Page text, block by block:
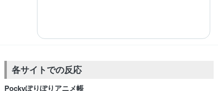
各サイトでの反応
Pockyぽりぽりアニメ帳